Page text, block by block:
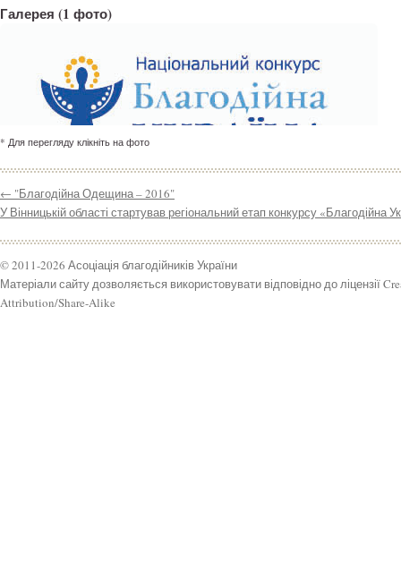
Галерея (1 фото)
* Для перегляду клікніть на фото
← "Благодійна Одещина – 2016"
У Вінницькій області стартував регіональний етап конкурсу «Благодійна
© 2011-2026 Асоціація благодійників України
Матеріали сайту дозволяється використовувати відповідно до ліцензії
Attribution/Share-Alike